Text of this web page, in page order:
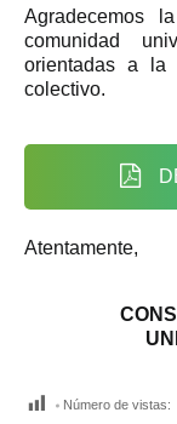
Agradecemos
comunidad
orientadas a la
colectivo.
Atentamente,
Número de vistas: